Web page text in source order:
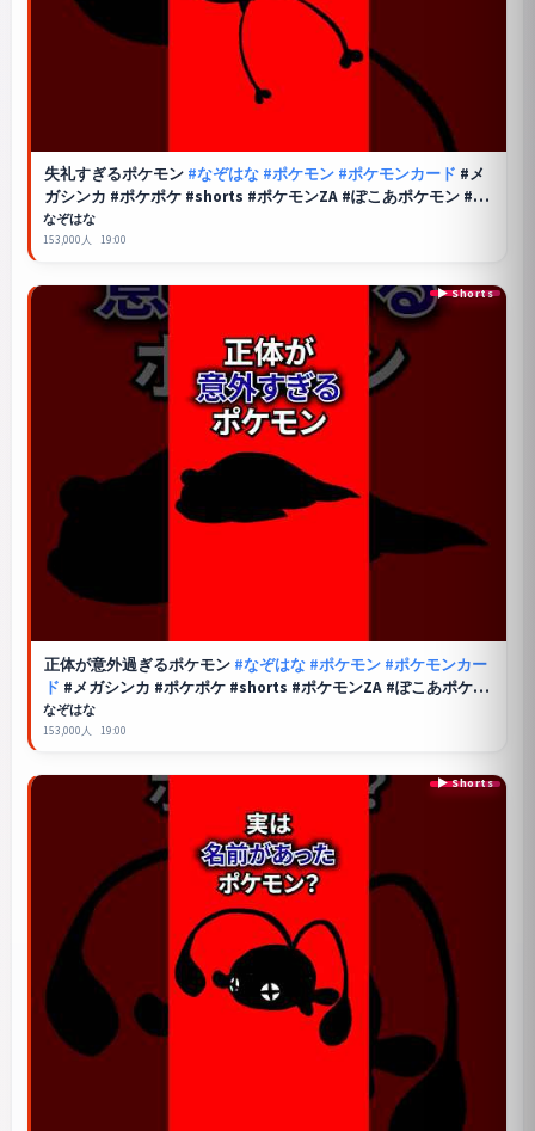
失礼すぎるポケモン #なぞはな #ポケモン #ポケモンカード #メ
ガシンカ #ポケポケ #shorts #ポケモンZA #ぽこあポケモン #ア
ニポケ #ポケカ #ポケポケ #フェローチェ
なぞはな
153,000人 19:00
正体が意外過ぎるポケモン #なぞはな #ポケモン #ポケモンカー
ド #メガシンカ #ポケポケ #shorts #ポケモンZA #ぽこあポケモ
ン #アニポケ #ポケカ #ポケポケ #イワパレス
なぞはな
153,000人 19:00